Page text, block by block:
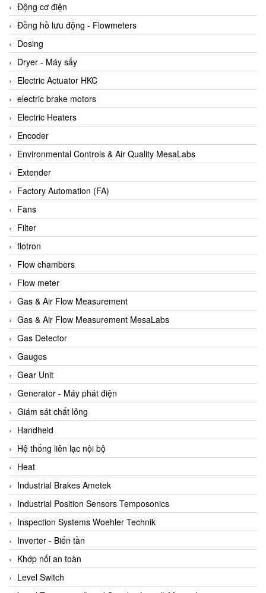
AMPTRON Vietnam
AND Vietnam
ANDERSON-NEGELE
ANDILOG Technologies Vietnam
Anritsu
ANTEC S.A
Antico pumps
Anybus/ HMS
AOBEN
Apex Dynamics Vietnam
Apex Dynamics Vietnam
Apiste
APLISENS VietNam
Apollo Fire
Appleton
AQ Matic
Aqualabo Vietnam
Aquametro
ARCA Regler
Arcos Hydraulik
Ardetem-Sfere-Vietnam
Argal
AS ENERGI
ASCO CO2
Asker
AT2E
ATC Pneumatic
ATEX System
ATI - IA
ATI (Analytical Technology Inc)
Atos
Atrax
Động cơ điện
Đồng hồ lưu động - Flowmeters
Dosing
Dryer - Máy sấy
Electric Actuator HKC
electric brake motors
Electric Heaters
Encoder
Environmental Controls & Air Quality MesaLabs
Extender
Factory Automation (FA)
Fans
Filter
flotron
Flow chambers
Flow meter
Gas & Air Flow Measurement
Gas & Air Flow Measurement MesaLabs
Gas Detector
Gauges
Gear Unit
Generator - Máy phát điện
Giám sát chất lỏng
Handheld
Hệ thống liên lạc nội bộ
Heat
Industrial Brakes Ametek
Industrial Position Sensors Temposonics
Inspection Systems Woehler Technik
Inverter - Biến tần
Khớp nối an toàn
Level Switch